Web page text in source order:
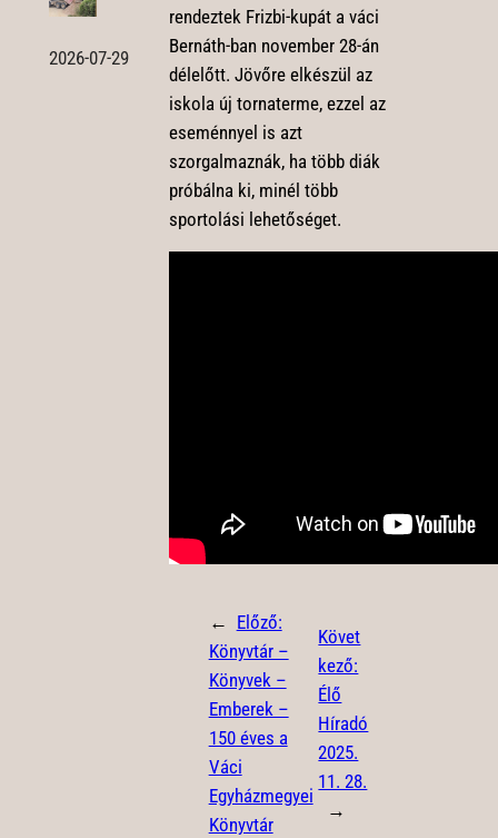
2026-07-29
rendeztek Frizbi-kupát a váci
Bernáth-ban november 28-án
délelőtt. Jövőre elkészül az
iskola új tornaterme, ezzel az
eseménnyel is azt
szorgalmaznák, ha több diák
próbálna ki, minél több
sportolási lehetőséget.
← Előző:
Könyvtár –
Könyvek –
Emberek –
150 éves a
Váci
Egyházmegyei
Könyvtár
Követ
kező:
Élő
Híradó
2025.
11. 28.
→